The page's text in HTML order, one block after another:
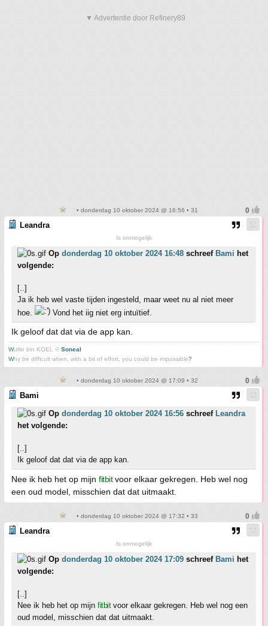
▼ Advertentie door Refinery89
• donderdag 10 oktober 2024 @ 16:56 • 31
Leandra
Is onmogelijk
Op donderdag 10 oktober 2024 16:48 schreef Bami het
volgende:
[..]
Ja ik heb wel vaste tijden ingesteld, maar weet nu al niet meer
hoe.
Vond het iig niet erg intuïtief.
Ik geloof dat dat via de app kan.
Wullie bin KOEL © Soneal
Why be difficult when, with a bit of effort, you could be impossible?
• donderdag 10 oktober 2024 @ 17:09 • 32
Bami
Op donderdag 10 oktober 2024 16:56 schreef Leandra
het volgende:
[..]
Ik geloof dat dat via de app kan.
Nee ik heb het op mijn fitbitvoor elkaar gekregen. Heb wel nog
een oud model, misschien dat dat uitmaakt.
• donderdag 10 oktober 2024 @ 17:32 • 33
Leandra
Is onmogelijk
Op donderdag 10 oktober 2024 17:09 schreef Bami het
volgende:
[..]
Nee ik heb het op mijn fitbitvoor elkaar gekregen. Heb wel nog een
oud model, misschien dat dat uitmaakt.